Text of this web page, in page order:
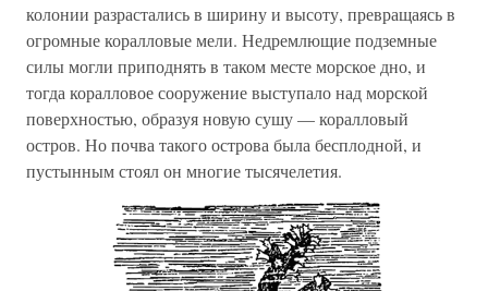
колонии разрастались в ширину и высоту, превращаясь в
огромные коралловые мели. Недремлющие подземные
силы могли приподнять в таком месте морское дно, и
тогда коралловое сооружение выступало над морской
поверхностью, образуя новую сушу — коралловый
остров. Но почва такого острова была бесплодной, и
пустынным стоял он многие тысячелетия.